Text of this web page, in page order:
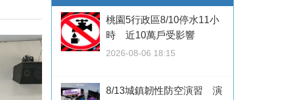
桃園5行政區8/10停水11小
時 近10萬戶受影響
2026-08-06 18:15
8/13城鎮韌性防空演習 演